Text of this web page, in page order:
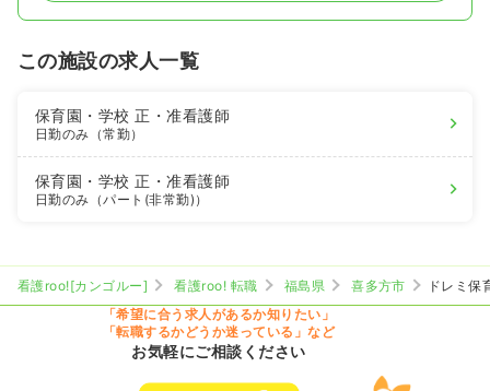
この施設の求人一覧
保育園・学校正・准看護師
日勤のみ（常勤）
保育園・学校正・准看護師
日勤のみ（パート(非常勤)）
看護roo![カンゴルー] 看護roo! 転職 福島県 喜多方市
ドレミ保
「希望に合う求人があるか知りたい」
「転職するかどうか迷っている」など
お気軽にご相談ください